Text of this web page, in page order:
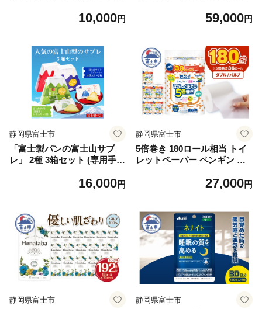
お酒 地酒 静岡県 富士市 [sf0
10,000円
園 極上茶 極み 特上 ほうじ茶
イム リラックス 飲み物 静岡
茶 茶葉 富士山麓 静岡県 富士
市 [sf002-522]
59,000円
静岡県富士市
「富士製パンの富士山サブ
レ」 2種 3箱セット (専用手提
贈答品 ギフト プレゼント 富
16,000円
静岡県富士市
5倍巻き 180ロール相当 トイ
レットペーパー ペンギン パ
ール (6ロール×6パック) 消臭
品 静岡県 富士市 [sf002-618]
27,000円
静岡県富士市 静岡県富士市